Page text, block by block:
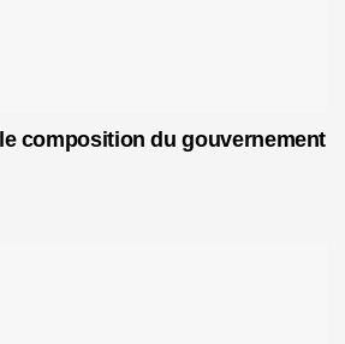
composition du gouvernement